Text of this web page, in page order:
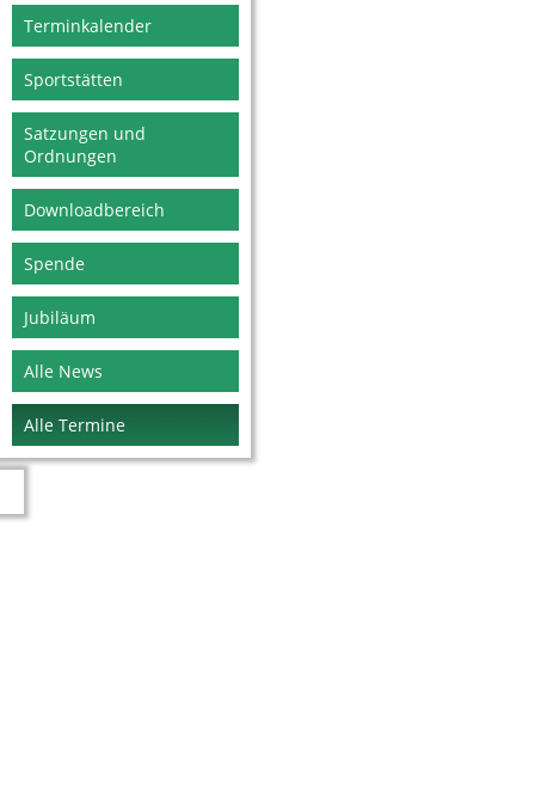
Terminkalender
Sportstätten
Satzungen und
Ordnungen
Downloadbereich
Spende
Jubiläum
Alle News
Alle Termine